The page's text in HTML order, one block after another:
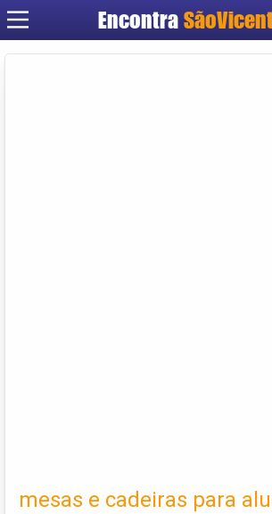
Encontra
Cadastrar
mesas e cadeiras para